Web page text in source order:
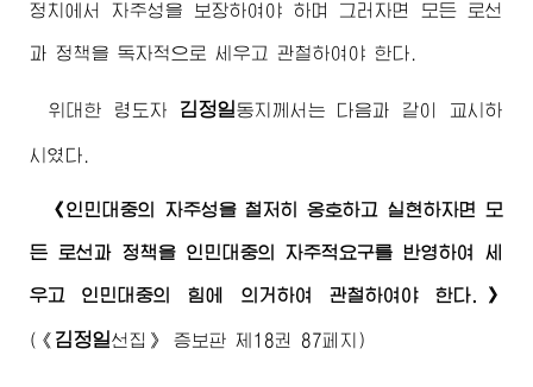
정치에서 자주성을 보장하여야 하며 그러자면 모든 로선
과 정책을 독자적으로 세우고 관철하여야 한다.
위대한 령도자 김정일동지 께서는 다음과 같이 교시하
시였다.
《인민대중의 자주성을 철저히 옹호하고 실현하자면 모
든 로선과 정책을 인민대중의 자주적요구를 반영하여 세
우고 인민대중의 힘에 의거하여 관철하여야 한다.》
(《 김정일선집》 증보판 제18권 87페지)